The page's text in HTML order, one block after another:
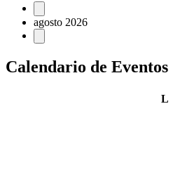
Eventos
agosto 2026
Calendario de Eventos
Llunes